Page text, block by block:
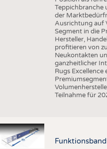
Teppichbranche
der
Ausrichtung auf
Segment in die
Hersteller,
profitieren von
Neukontakten
ganzheitlicher
Rugs Excellence
Teilnahme für